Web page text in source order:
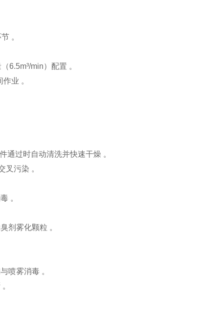
。
6.5m³/min）配置 。
业 。
通过时自动清洗并快速干燥 。
叉污染 。
。
剂雾化颗粒 。
喷雾消毒 。